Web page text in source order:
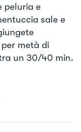
peluria e
sale e
metà di
un 30/40 min.